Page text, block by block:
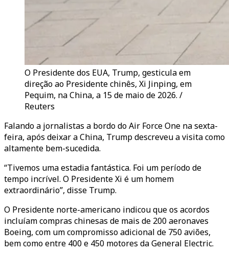
O Presidente dos EUA, Trump, gesticula em
direção ao Presidente chinês, Xi Jinping, em
Pequim, na China, a 15 de maio de 2026. /
Reuters
Falando a jornalistas a bordo do Air Force One na sexta-
feira, após deixar a China, Trump descreveu a visita como
altamente bem-sucedida.
“Tivemos uma estadia fantástica. Foi um período de
tempo incrível. O Presidente Xi é um homem
extraordinário”, disse Trump.
O Presidente norte-americano indicou que os acordos
incluíam compras chinesas de mais de 200 aeronaves
Boeing, com um compromisso adicional de 750 aviões,
bem como entre 400 e 450 motores da General Electric.